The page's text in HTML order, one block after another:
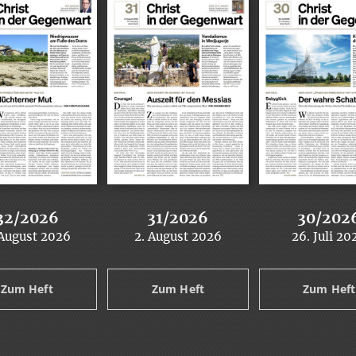
2026
: 2026
Zum Heft
31/2026
:
2. August 2026
Zum Heft
30/
:
26. Juli
Zum Heft